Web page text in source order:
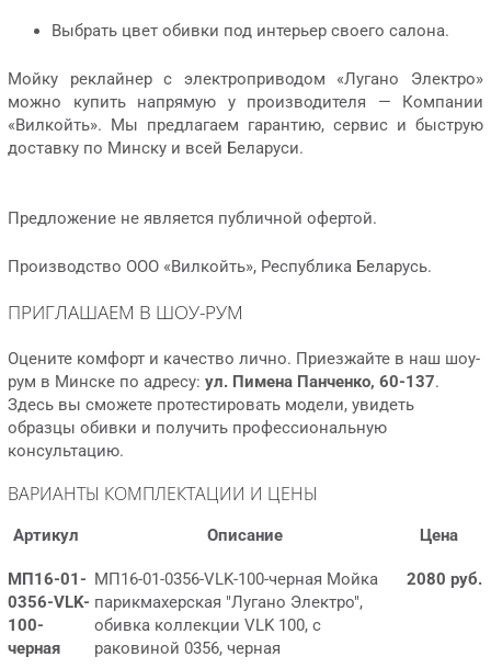
Выбрать цвет обивки под интерьер своего салона.
Мойку реклайнер с электроприводом «Лугано Электро»
можно купить напрямую у производителя — Компании
«Вилкойть». Мы предлагаем гарантию, сервис и быструю
доставку по Минску и всей Беларуси.
Предложение не является публичной офертой.
Производство ООО «Вилкойть», Республика Беларусь.
ПРИГЛАШАЕМ В ШОУ-РУМ
Оцените комфорт и качество лично. Приезжайте в наш шоу-
рум в Минске по адресу: ул. Пимена Панченко, 60-137.
Здесь вы сможете протестировать модели, увидеть
образцы обивки и получить профессиональную
консультацию.
ВАРИАНТЫ КОМПЛЕКТАЦИИ И ЦЕНЫ
Артикул Описание Цена
МП16-01-
0356-VLK-
100-
черная
МП16-01-0356-VLK-100-черная Мойка
парикмахерская "Лугано Электро",
обивка коллекции VLK 100, с
раковиной 0356, черная
2080 руб.